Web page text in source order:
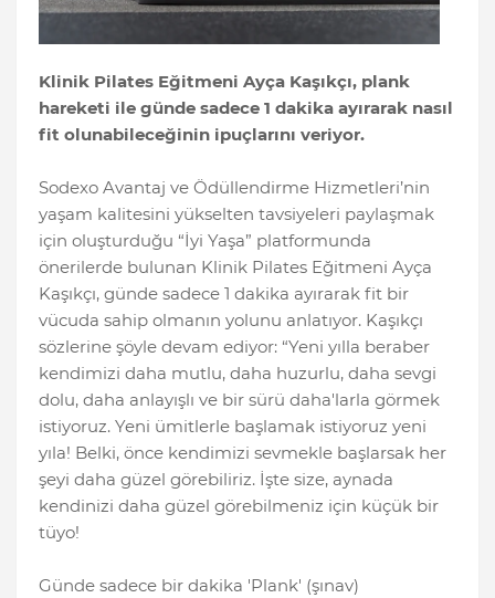
Klinik Pilates Eğitmeni Ayça Kaşıkçı, plank
hareketi ile günde sadece 1 dakika ayırarak nasıl
fit olunabileceğinin ipuçlarını veriyor.
Sodexo Avantaj ve Ödüllendirme Hizmetleri’nin
yaşam kalitesini yükselten tavsiyeleri paylaşmak
için oluşturduğu “İyi Yaşa” platformunda
önerilerde bulunan Klinik Pilates Eğitmeni Ayça
Kaşıkçı, günde sadece 1 dakika ayırarak fit bir
vücuda sahip olmanın yolunu anlatıyor. Kaşıkçı
sözlerine şöyle devam ediyor: “Yeni yılla beraber
kendimizi daha mutlu, daha huzurlu, daha sevgi
dolu, daha anlayışlı ve bir sürü daha'larla görmek
istiyoruz. Yeni ümitlerle başlamak istiyoruz yeni
yıla! Belki, önce kendimizi sevmekle başlarsak her
şeyi daha güzel görebiliriz. İşte size, aynada
kendinizi daha güzel görebilmeniz için küçük bir
tüyo!
Günde sadece bir dakika 'Plank' (şınav)